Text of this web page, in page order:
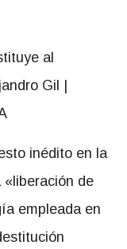
inédito en la
de
empleada en